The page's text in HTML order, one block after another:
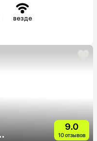
везде
9.0
10 отзывов